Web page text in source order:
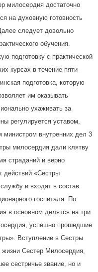
милосердия достаточно
на духовную готовность
следует довольно
обучения.
подготовку с практической
курсах в течение пяти-
подготовка, которую
им оказывать
ухаживать за
регулируется уставом,
внутренних дел 3
милосердия дали клятву
страданий и верно
действий «Сестры
и входят в состав
госпиталя. По
в основном делятся на три
успешно прошедшие
Вступление в Сестры
Сестер Милосердия,
сестричье звание, но и